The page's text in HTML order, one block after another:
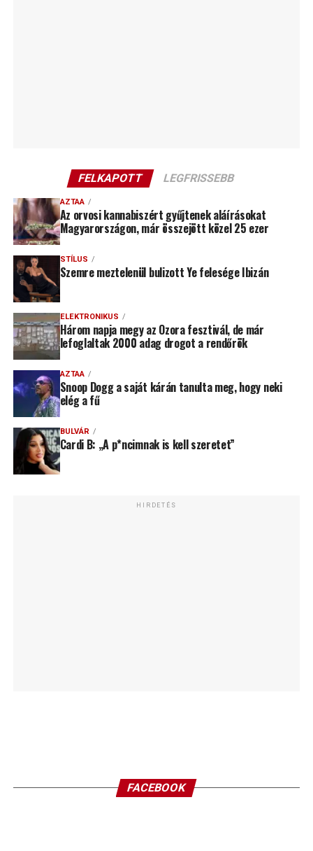
FELKAPOTT LEGFRISSEBB
AZTAA
Az orvosi kannabiszért gyűjtenek aláírásokat
Magyarországon, már összejött közel 25 ezer
STÍLUS
Szemre meztelenül bulizott Ye felesége Ibizán
ELEKTRONIKUS
Három napja megy az Ozora fesztivál, de már
lefoglaltak 2000 adag drogot a rendőrök
AZTAA
Snoop Dogg a saját kárán tanulta meg, hogy neki
elég a fű
BULVÁR
Cardi B: „A p*ncimnak is kell szeretet”
HIRDETÉS
FACEBOOK